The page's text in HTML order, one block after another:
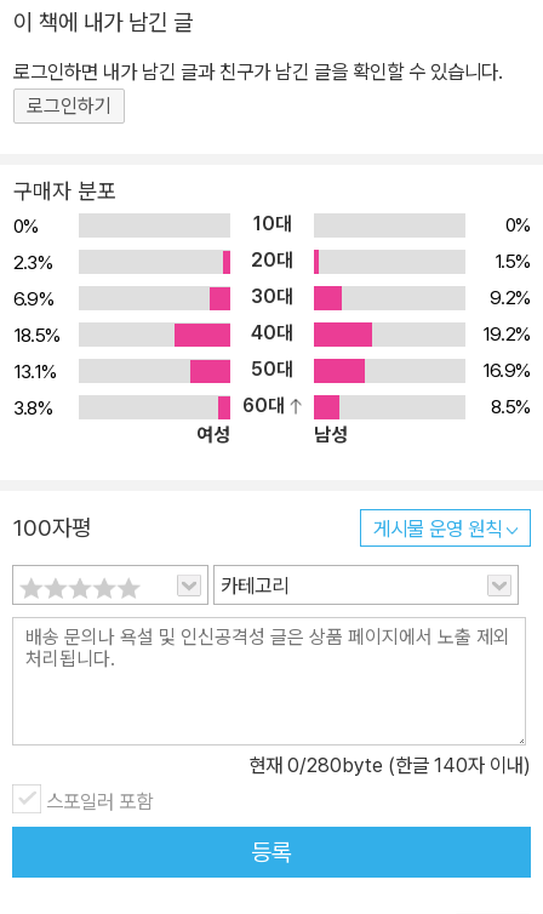
이 책에 내가 남긴 글
로그인하면 내가 남긴 글과 친구가 남긴 글을 확인할 수 있습니다.
로그인하기
구매자 분포
0% 10대
0%
2.3%
20대
1.5%
6.9%
30대
9.2%
18.5%
40대
19.2%
13.1%
50대
16.9%
3.8%
60대
8.5%
여성
남성
100자평 게시물 운영 원칙
카테고리
현재 0/280byte (한글 140자 이내)
스포일러 포함
등록